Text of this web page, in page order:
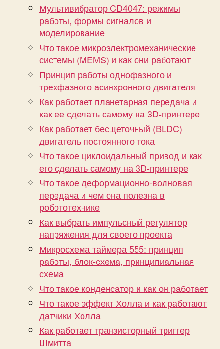
Мультивибратор CD4047: режимы
работы, формы сигналов и
моделирование
Что такое микроэлектромеханические
системы (MEMS) и как они работают
Принцип работы однофазного и
трехфазного асинхронного двигателя
Как работает планетарная передача и
как ее сделать самому на 3D-принтере
Как работает бесщеточный (BLDC)
двигатель постоянного тока
Что такое циклоидальный привод и как
его сделать самому на 3D-принтере
Что такое деформационно-волновая
передача и чем она полезна в
робототехнике
Как выбрать импульсный регулятор
напряжения для своего проекта
Микросхема таймера 555: принцип
работы, блок-схема, принципиальная
схема
Что такое конденсатор и как он работает
Что такое эффект Холла и как работают
датчики Холла
Как работает транзисторный триггер
Шмитта